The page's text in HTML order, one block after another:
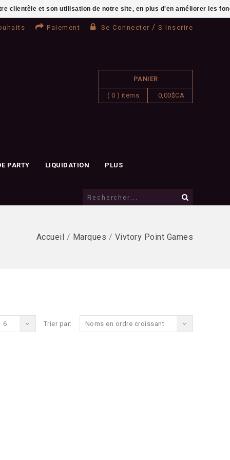
Paiement Se Connecter / S'inscrire
PANIER
( 0 ) items 0,00$CA
PARTY LIQUIDATION PLUS
Accueil / Marques / Vivtory Point Games
Trier par: Noms en ordre croissant
6
clientèle et son utilisation de notre site, en plus d'en améliorer les